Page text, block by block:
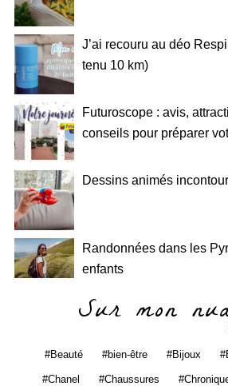
J’ai recouru au déo
tenu 10 km)
Futuroscope : avis,
conseils pour préparer
Dessins animés
Randonnées dans les
enfants
Sur mon
Beauté bien-être Bijoux
Chanel Chaussures